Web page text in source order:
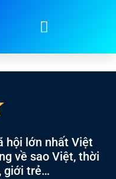
hội lớn nhất Việt
về sao Việt, thời
giới trẻ…